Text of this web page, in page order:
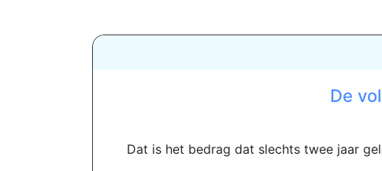
De
Dat is het bedrag dat slechts twee jaar